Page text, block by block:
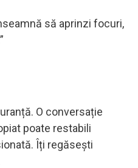
să aprinzi focuri,
O conversație
poate restabili
Îți regăsești